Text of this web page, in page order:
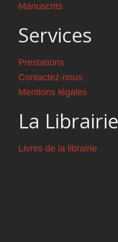
Manuscrits
Services
Prestations
Contactez-nous
Mentions légales
La Librairie
Livres de la librairie